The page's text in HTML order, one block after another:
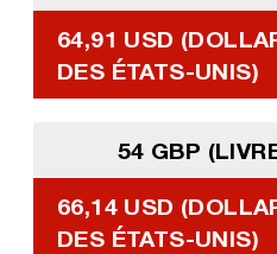
64,91 USD
DES ÉTATS-UNIS)
54 GBP
66,14 USD
DES ÉTATS-UNIS)